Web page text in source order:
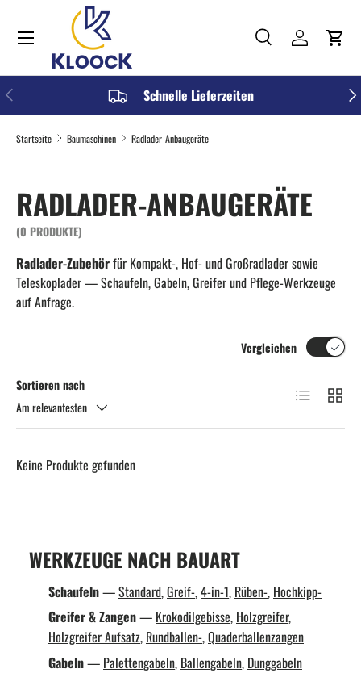
DIREKT ZUM INHALT
Suchen
Art
Suche Einloggen
Menü
VORHERIGE Schnelle Lieferzeiten
Startseite Baumaschinen Radlader-Anbaugeräte
RADLADER-ANBAUGERÄTE
(0 PRODUKTE)
Radlader-Zubehörfür Kompakt-, Hof- und Großradlader sowie
Teleskoplader — Schaufeln, Gabeln, Greifer und Pflege-Werkzeuge
auf Anfrage.
Sortieren nach
Am relevantesten
Vergleichen
Produktliste
Keine Produkte gefunden
WERKZEUGE NACH BAUART
Schaufeln—Standard,Greif-,4-in-1, Rüben-, Hochkipp-
Greifer & Zangen— Krokodilgebisse, Holzgreifer,
Holzgreifer Aufsatz, Rundballen-,Quaderballenzangen
Gabeln— Palettengabeln, Ballengabeln, Dunggabeln